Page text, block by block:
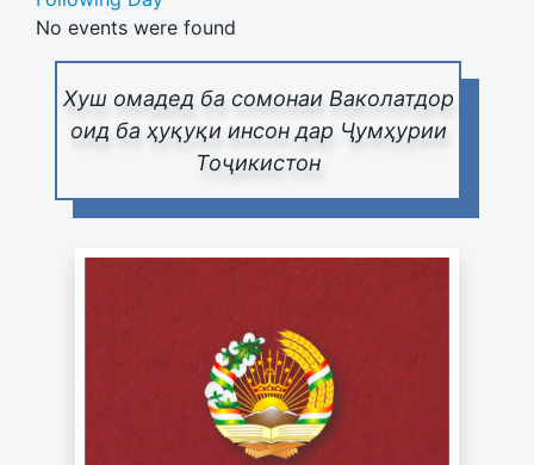
Хуш омадед ба сомонаи Ваколатдор
оид ба ҳуқуқи инсон дар Ҷумҳурии
Тоҷикистон
No events were found